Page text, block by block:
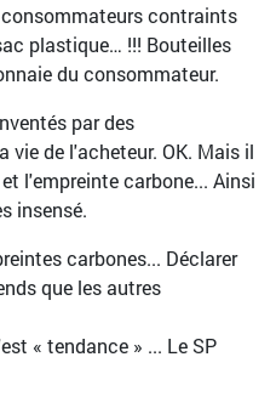
contraints
plastique… !!! Bouteilles
du consommateur.
par des
de l'acheteur. OK. Mais il
l'empreinte carbone... Ainsi
insensé.
carbones... Déclarer
que les autres
« tendance » ... Le SP